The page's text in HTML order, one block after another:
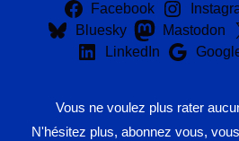
Facebook
Bluesky
Mastodon
LinkedIn
Vous ne voulez plus rater
N'hésitez plus, abonnez vous,